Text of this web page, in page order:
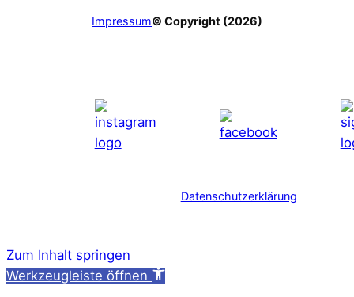
Impressum© Copyright (2026)
Datenschutzerklärung
Zum Inhalt springen
Werkzeugleiste öffnen